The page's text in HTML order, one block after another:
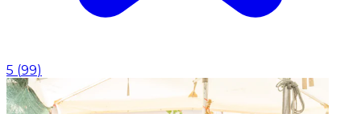
5 (99)